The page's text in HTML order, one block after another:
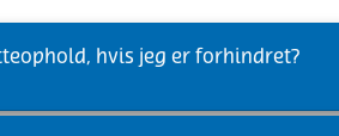
hvis jeg er forhindret?